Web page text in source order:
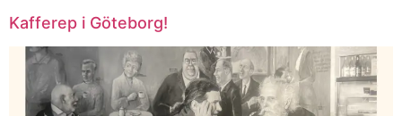
Kafferep i Göteborg!